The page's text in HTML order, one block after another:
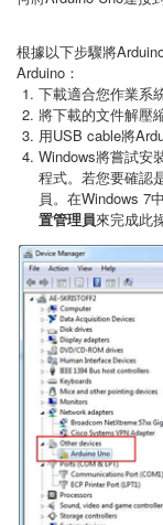
根據以下步驟將
Arduino：
下載適合您作業系
將下載的文件解壓
用USB cable將
Windows將嘗試安
程式。若您要確認
員。在Windows 7
置管理員來完成此